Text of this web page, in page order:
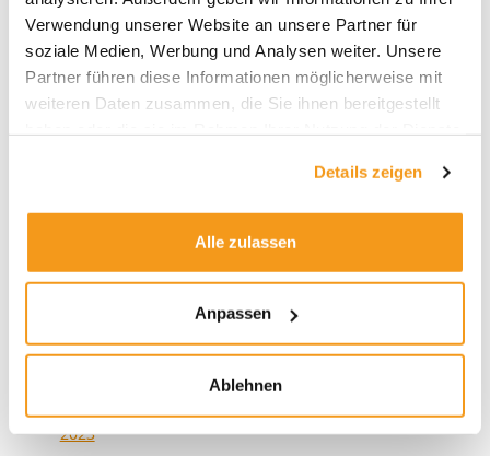
Verwendung unserer Website an unsere Partner für
soziale Medien, Werbung und Analysen weiter. Unsere
Partner führen diese Informationen möglicherweise mit
weiteren Daten zusammen, die Sie ihnen bereitgestellt
Details zeigen
Alle zulassen
Anpassen
Ablehnen
Altersvorsorgedepot-Rechner
Der Presseclub mit Victor Gojdka (DIE ZEIT) –
Schwedenrente, SpaceX und schiefe Indizes
Archive
2023